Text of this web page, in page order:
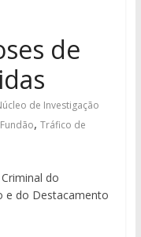
de
de Investigação
, Tráfico de
do
e do Destacamento